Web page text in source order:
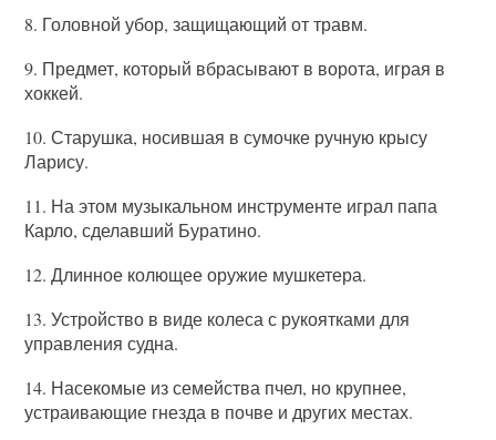
8. Головной убор, защищающий от травм.
9. Предмет, который вбрасывают в ворота, играя в
хоккей.
10. Старушка, носившая в сумочке ручную крысу
Ларису.
11. На этом музыкальном инструменте играл папа
Карло, сделавший Буратино.
12. Длинное колющее оружие мушкетера.
13. Устройство в виде колеса с рукоятками для
управления судна.
14. Насекомые из семейства пчел, но крупнее,
устраивающие гнезда в почве и других местах.